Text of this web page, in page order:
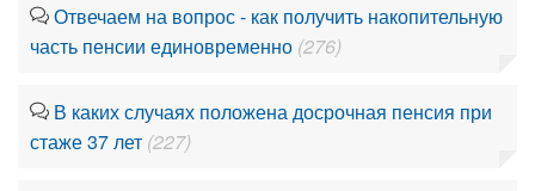
Отвечаем на вопрос - как получить накопительную
часть пенсии единовременно (276)
В каких случаях положена досрочная пенсия при
стаже 37 лет (227)